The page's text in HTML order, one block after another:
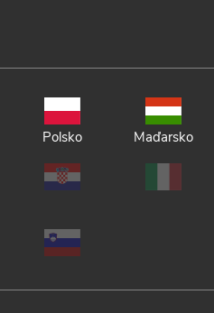
Polsko Maďarsko